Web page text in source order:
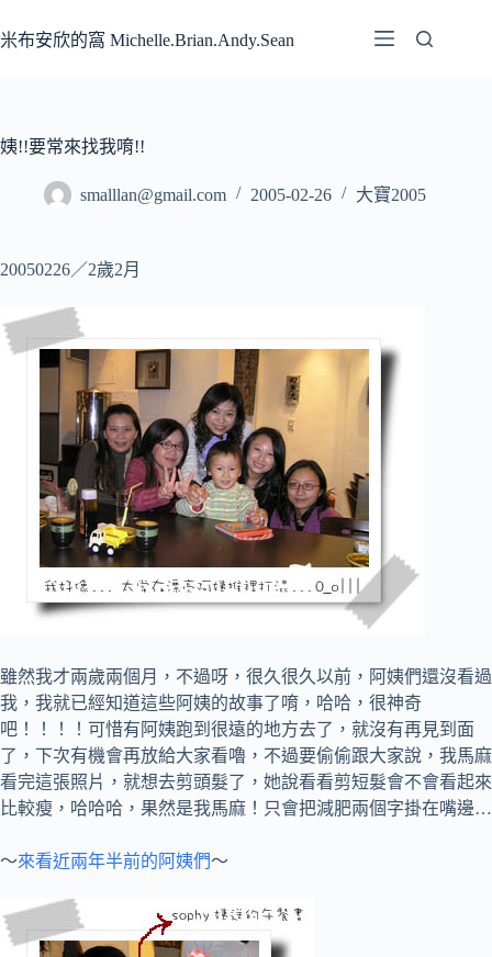
至
容
米布安欣的窩 Michelle.Brian.Andy.Sean
姨!!要常來找我唷!!
smalllan@gmail.com 2005-02-26 大寶2005
20050226／2歲2月
雖然我才兩歲兩個月，不過呀，很久很久以前，阿姨們還沒看過
我，我就已經知道這些阿姨的故事了唷，哈哈，很神奇
吧！！！！可惜有阿姨跑到很遠的地方去了，就沒有再見到面
了，下次有機會再放給大家看嚕，不過要偷偷跟大家說，我馬麻
看完這張照片，就想去剪頭髮了，她說看看剪短髮會不會看起來
比較瘦，哈哈哈，果然是我馬麻！只會把減肥兩個字掛在嘴邊…
～來看近兩年半前的阿姨們～